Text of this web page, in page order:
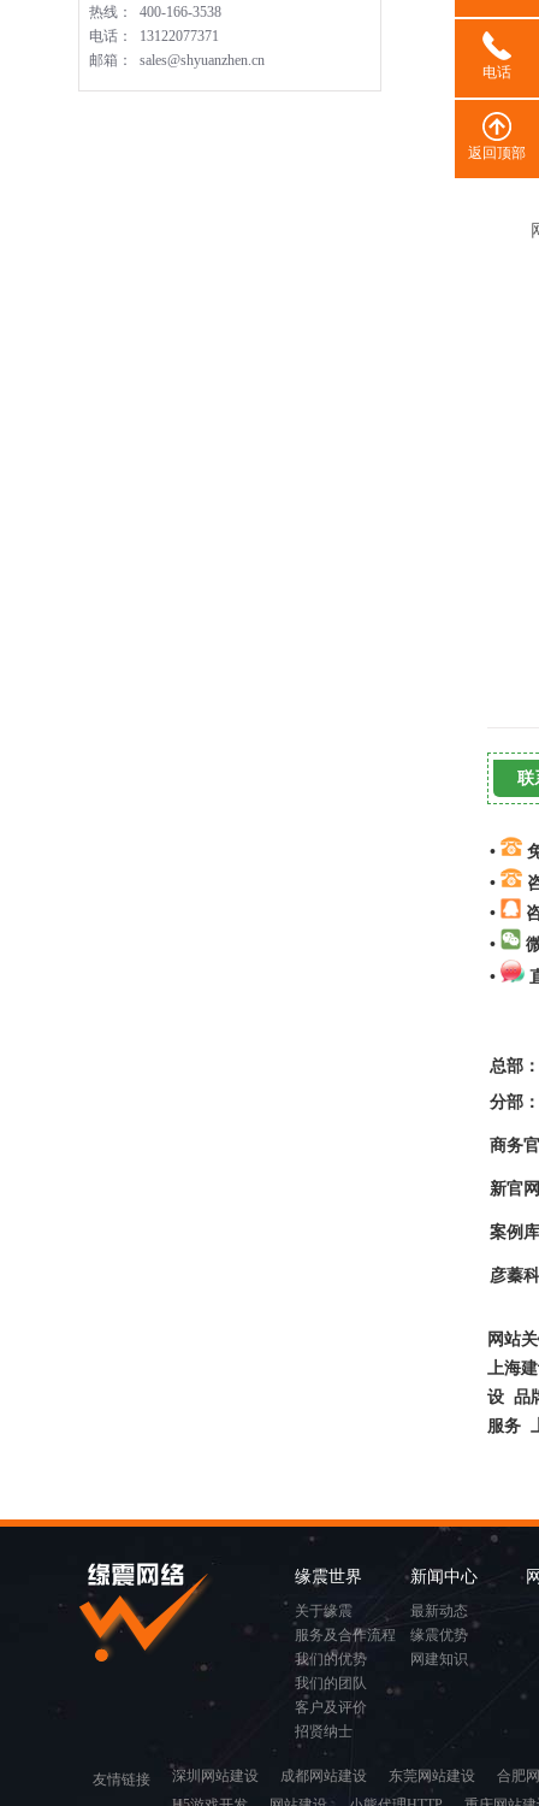
热线：
400-166-3538
电话：
13122077371
邮箱：
sales@shyuanzhen.cn
联
•
•
•
•
•
总部
分部
商务
新官
案例
彦蓁
网站
上海
设 品
服务
缘震世界
关于缘震
服务及合作流程
我们的优势
我们的团队
客户及评价
招贤纳士
新闻中心
最新动态
缘震优势
网建知识
友情链接 深圳网站建设 成都网站建设 东莞网站建设
合肥
电话
返回顶部